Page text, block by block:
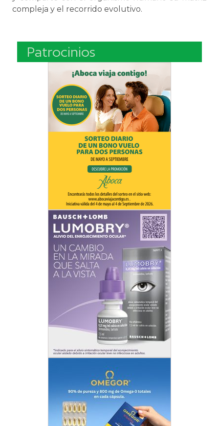
compleja y el recorrido evolutivo.
Patrocinios